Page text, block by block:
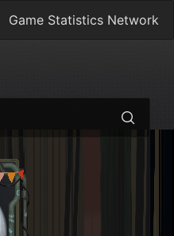
Game Statistics Network